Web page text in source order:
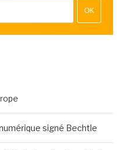
OK
signé Bechtle